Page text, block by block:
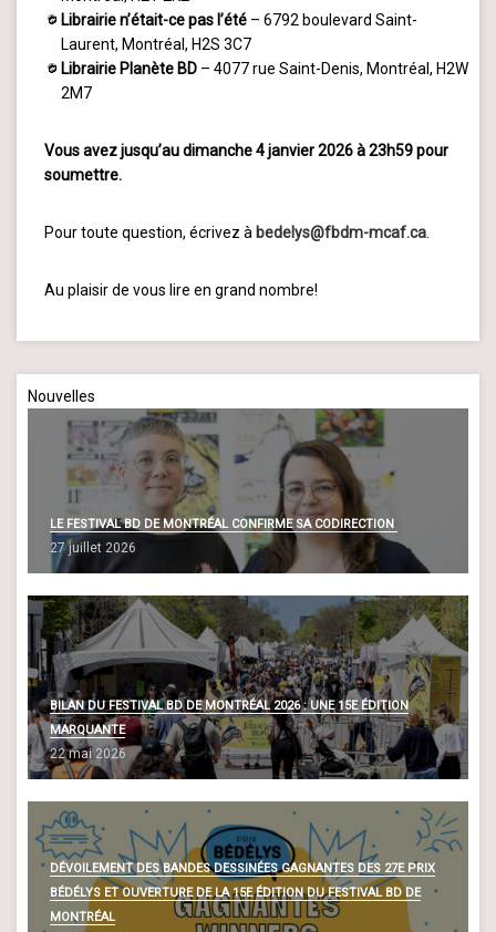
Librairie n’était-ce pas l’été – 6792 boulevard Saint-
Laurent, Montréal, H2S 3C7
Librairie Planète BD – 4077 rue Saint-Denis, Montréal, H2W
2M7
Vous avez jusqu’au dimanche 4 janvier 2026 à 23h59 pour
soumettre.
Pour toute question, écrivez à bedelys@fbdm-mcaf.ca
Au plaisir de vous lire en grand nombre!
Nouvelles
LE FESTIVAL BD DE MONTRÉAL CONFIRME SA CODIRECTION
27 juillet 2026
BILAN DU FESTIVAL BD DE MONTRÉAL 2026 : UNE 15E ÉDITION
MARQUANTE
22 mai 2026
DÉVOILEMENT DES BANDES DESSINÉES GAGNANTES DES 27E PRIX
BÉDÉLYS ET OUVERTURE DE LA 15E ÉDITION DU FESTIVAL BD DE
MONTRÉAL